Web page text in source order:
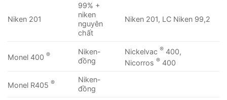
Niken 201
99% +
niken
nguyên
chất
Niken 201, LC Niken 99,2
Monel 400 ®
Niken-
đồng
Nickelvac® 400,
Nicorros® 400
Monel R405 ®
Niken-
đồng